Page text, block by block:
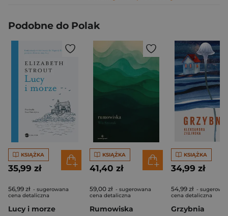
Podobne do Polak
KSIĄŻKA
35,99 zł
56,99 zł - sugerowana
cena detaliczna
Lucy i morze
KSIĄŻKA
41,40 zł
59,00 zł - sugerowana
cena detaliczna
Rumowiska
KSIĄŻKA
34,99 zł
54,99 zł -
cena detaliczna
Grzybnia